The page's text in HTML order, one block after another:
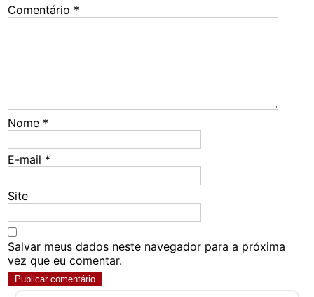
Comentário *
Nome *
E-mail *
Site
Salvar meus dados neste navegador para a próxima
vez que eu comentar.